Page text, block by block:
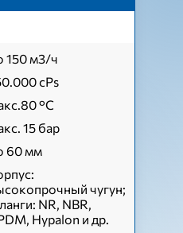
150 м3/ч
cPs
°C
15 бар
60 мм
чугун;
NR, NBR,
Hypalon и др.